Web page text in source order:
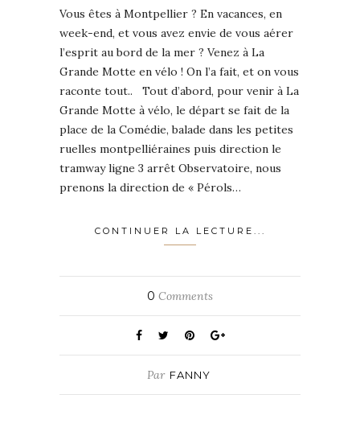
Vous êtes à Montpellier ? En vacances, en
week-end, et vous avez envie de vous aérer
l’esprit au bord de la mer ? Venez à La
Grande Motte en vélo ! On l’a fait, et on vous
raconte tout.. Tout d’abord, pour venir à La
Grande Motte à vélo, le départ se fait de la
place de la Comédie, balade dans les petites
ruelles montpelliéraines puis direction le
tramway ligne 3 arrêt Observatoire, nous
prenons la direction de « Pérols…
CONTINUER LA LECTURE...
0 Comments
Par FANNY